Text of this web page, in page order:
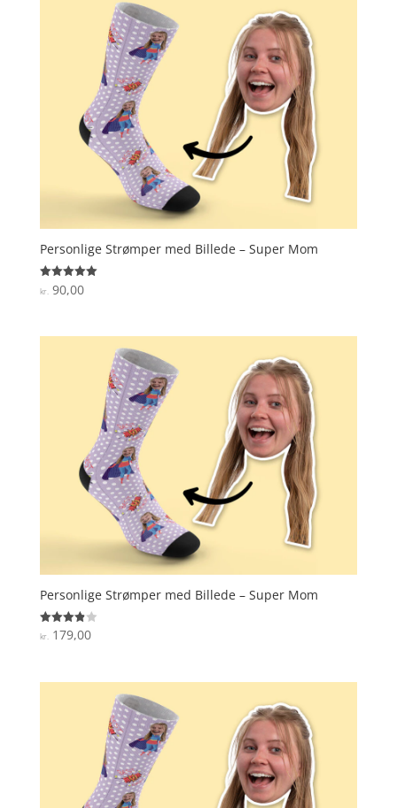
Personlige Strømper med Billede – Super Mom
Vurderet
5
kr. 90,00
Personlige Strømper med Billede – Super Mom
Vurderet
3.9
kr.179,00